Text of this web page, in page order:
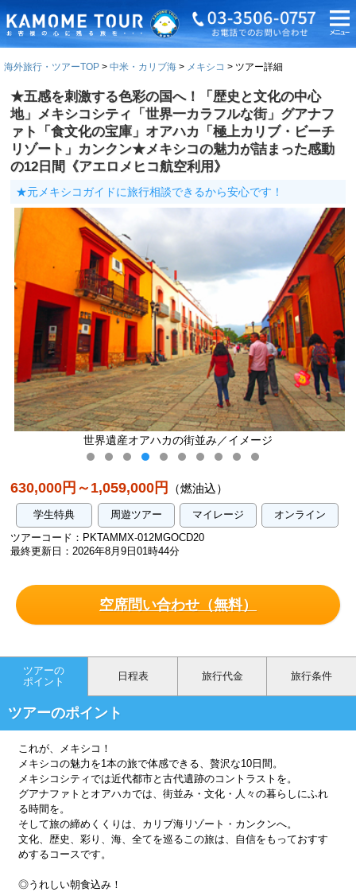
海外旅行・ツアーTOP 中米・カリブ海 メキシコ ツアー詳細
★五感を刺激する色彩の国へ！「歴史と文化の中心
地」メキシコシティ「世界一カラフルな街」グアナフ
ァト「食文化の宝庫」オアハカ「極上カリブ・ビーチ
リゾート」カンクン★メキシコの魅力が詰まった感動
の12日間《アエロメヒコ航空利用》
★元メキシコガイドに旅行相談できるから安心です！
世界遺産オアハカの街並み／イメージ
630,000円～1,059,000円 （燃油込）
学生特典 周遊ツアー マイレージ
オンライン
ツアーコード：PKTAMMX-012MGOCD20
最終更新日：2026年8月9日01時44分
空席問い合わせ（無料）
ツアーの
ポイント
日程表 旅行代金 旅行条件
ツアーのポイント
これが、メキシコ！
メキシコの魅力を1本の旅で体感できる、贅沢な10日間。
メキシコシティでは近代都市と古代遺跡のコントラストを。
グアナファトとオアハカでは、街並み・文化・人々の暮らしにふれ
る時間を。
そして旅の締めくくりは、カリブ海リゾート・カンクンへ。
文化、歴史、彩り、海、全てを巡るこの旅は、自信をもっておすす
めするコースです。
◎うれしい朝食込み！